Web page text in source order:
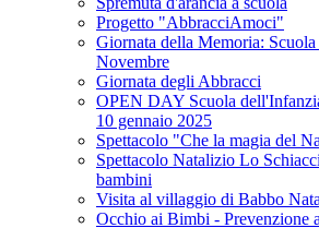
Progetto "AbbracciAmoci"
Giornata della Memoria:
Novembre
Giornata degli Abbracci
OPEN DAY Scuola
10 gennaio 2025
Spettacolo "Che la magia del
Spettacolo Natalizio Lo
bambini
Visita al villaggio di Babbo
Occhio ai Bimbi - Prevenzione